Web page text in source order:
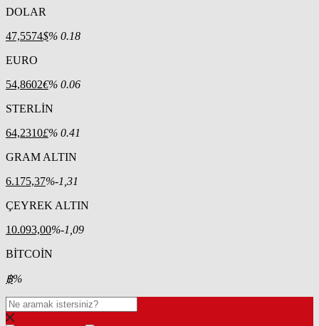
DOLAR
47,5574$% 0.18
EURO
54,8602€% 0.06
STERLİN
64,2310£% 0.41
GRAM ALTIN
6.175,37%-1,31
ÇEYREK ALTIN
10.093,00%-1,09
BİTCOİN
฿%